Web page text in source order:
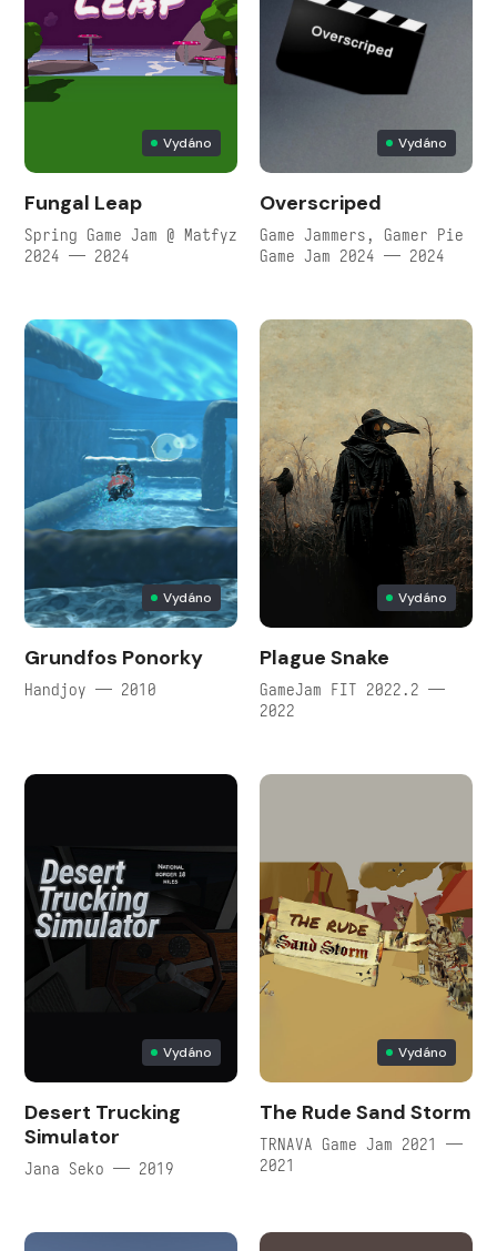
Vydáno
Fungal Leap
Spring Game Jam @ Matfyz
2024 — 2024
Vydáno
Overscriped
Game Jammers, Gamer Pie
Game Jam 2024 — 2024
Vydáno
Grundfos Ponorky
Handjoy — 2010
Vydáno
Plague Snake
GameJam FIT 2022.2 —
2022
Vydáno
Desert Trucking
Simulator
Jana Seko — 2019
Vydáno
The Rude Sand Storm
TRNAVA Game Jam 2021 —
2021